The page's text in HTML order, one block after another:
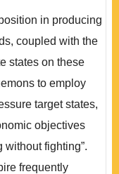
in producing
coupled with the
states on these
to employ
target states,
objectives
fighting”.
frequently